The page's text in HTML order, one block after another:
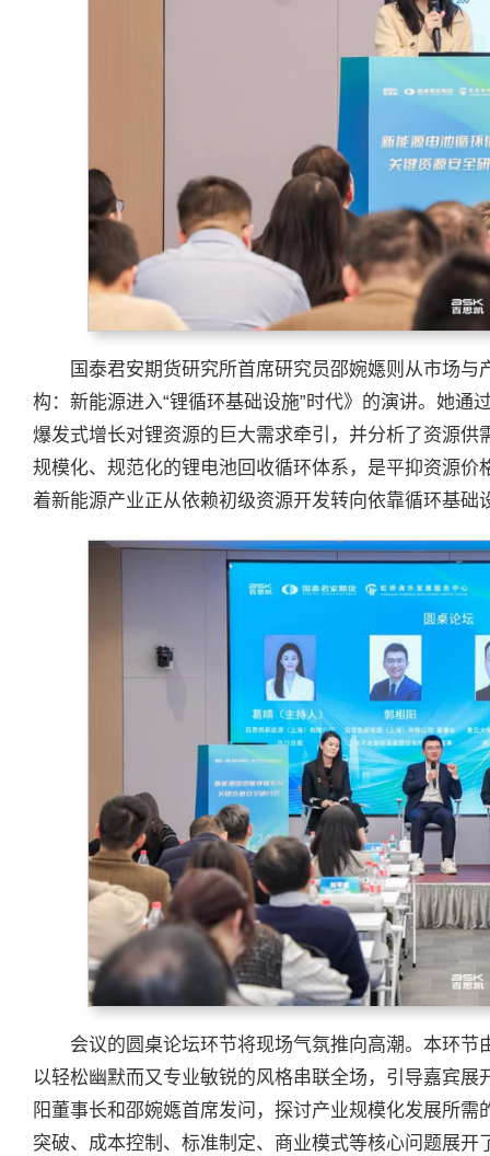
国泰君安期货研究所首席研究员邵婉嫕则从市场
构：新能源进入“锂循环基础设施”时代》的演讲。她通
爆发式增长对锂资源的巨大需求牵引，并分析了资源
规模化、规范化的锂电池回收循环体系，是平抑资源
着新能源产业正从依赖初级资源开发转向依靠循环基础
会议的圆桌论坛环节将现场气氛推向高潮。本环
以轻松幽默而又专业敏锐的风格串联全场，引导嘉宾
阳董事长和邵婉嫕首席发问，探讨产业规模化发展所
突破、成本控制、标准制定、商业模式等核心问题展开